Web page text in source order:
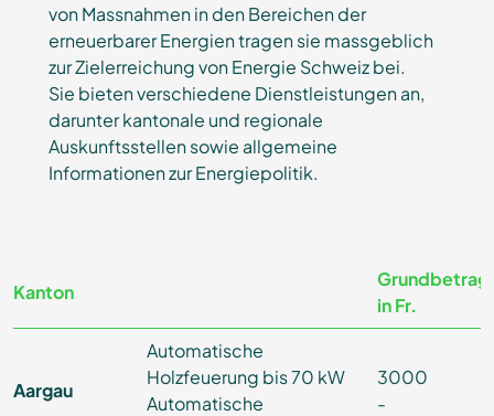
von Massnahmen in den Bereichen der
erneuerbarer Energien tragen sie massgeblich
zur Zielerreichung von Energie Schweiz bei.
Sie bieten verschiedene Dienstleistungen an,
darunter kantonale und regionale
Auskunftsstellen sowie allgemeine
Informationen zur Energiepolitik.
Kanton
Grundbetrag
in Fr.
Aargau
Automatische
Holzfeuerung bis 70 kW
Automatische
3000
-